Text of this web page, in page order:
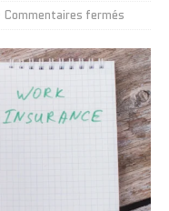
Commentaires fermés